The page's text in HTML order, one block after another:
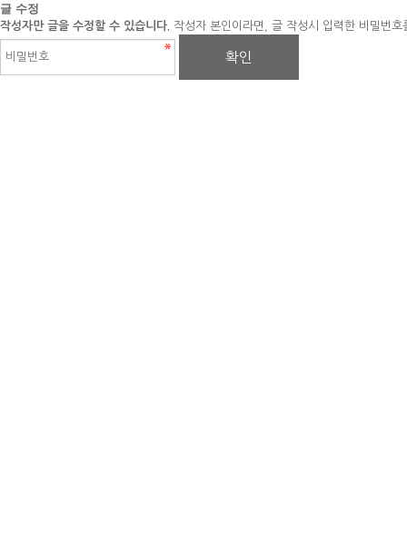
글 수정
작성자만 글을 수정할 수 있습니다. 작성자 본인이라면, 글 작성시 입력한 비밀번